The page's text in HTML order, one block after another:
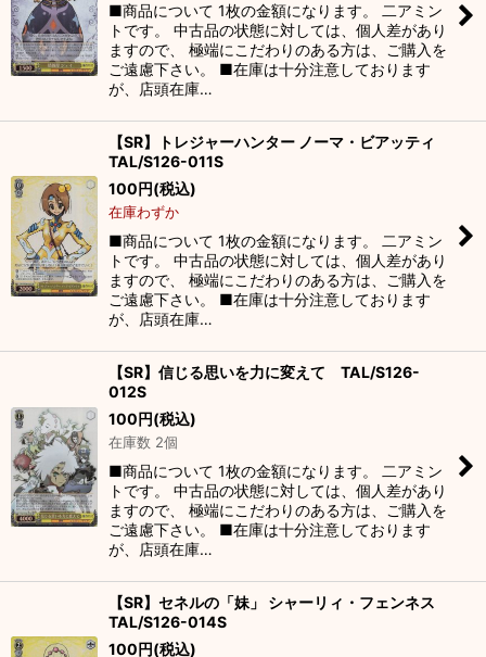
■商品について 1枚の金額になります。 二アミン
トです。 中古品の状態に対しては、個人差があり
ますので、 極端にこだわりのある方は、ご購入を
ご遠慮下さい。 ■在庫は十分注意しております
が、店頭在庫…
【SR】トレジャーハンター ノーマ・ビアッティ
TAL/S126-011S
100円(税込)
在庫わずか
■商品について 1枚の金額になります。 二アミン
トです。 中古品の状態に対しては、個人差があり
ますので、 極端にこだわりのある方は、ご購入を
ご遠慮下さい。 ■在庫は十分注意しております
が、店頭在庫…
【SR】信じる思いを力に変えて TAL/S126-
012S
100円(税込)
在庫数 2個
■商品について 1枚の金額になります。 二アミン
トです。 中古品の状態に対しては、個人差があり
ますので、 極端にこだわりのある方は、ご購入を
ご遠慮下さい。 ■在庫は十分注意しております
が、店頭在庫…
【SR】セネルの「妹」 シャーリィ・フェンネス
TAL/S126-014S
100円(税込)